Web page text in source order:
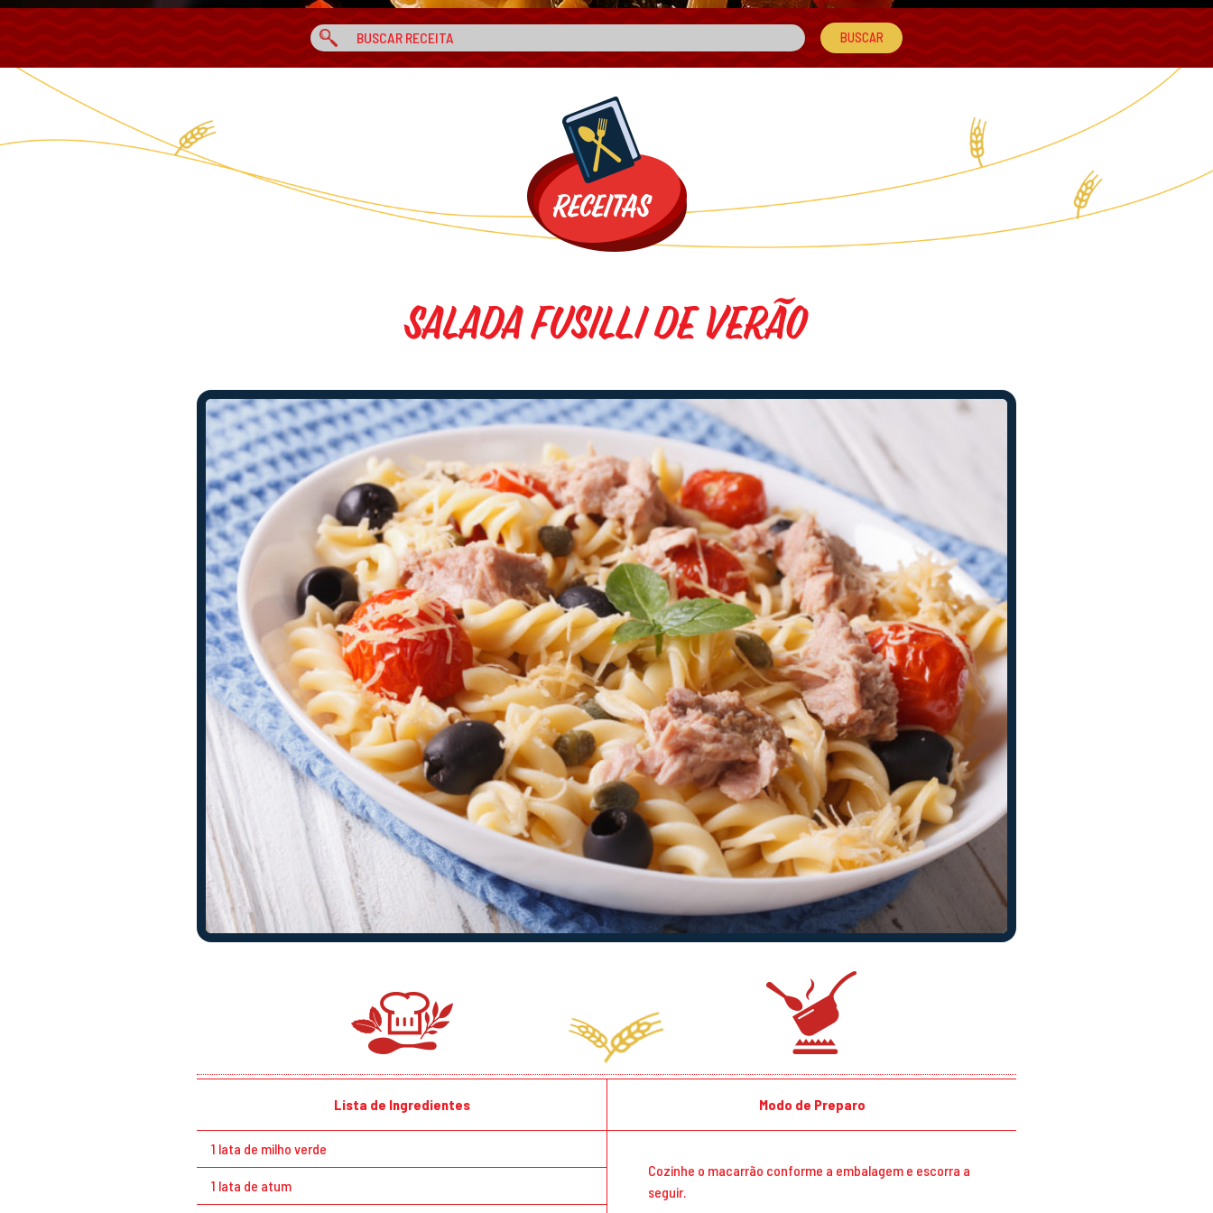
Salada Fusilli de Verão
Lista de Ingredientes
1 lata de milho verde
1 lata de atum
Modo de Preparo
Cozinhe o macarrão conforme a embalagem e escorra a
seguir.